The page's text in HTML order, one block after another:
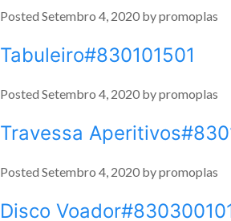
Posted Setembro 4, 2020 bypromoplas
Tabuleiro#830101501
Posted Setembro 4, 2020 bypromoplas
Travessa
Posted Setembro 4, 2020 bypromoplas
Disco